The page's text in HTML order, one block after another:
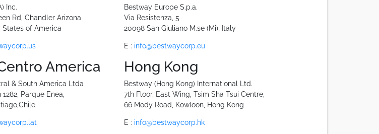
Inc.
Rd, Chandler Arizona
States of America
Bestway Europe S.p.a.
Via Resistenza, 5
20098 San Giuliano M.se (Mi), Italy
E : info@bestwaycorp.eu
America
& South America Ltda
Parque Enea,
Hong Kong
Bestway (Hong Kong) International Ltd.
7th Floor, East Wing, Tsim Sha Tsui Centre,
66 Mody Road, Kowloon, Hong Kong
E : info@bestwaycorp.hk